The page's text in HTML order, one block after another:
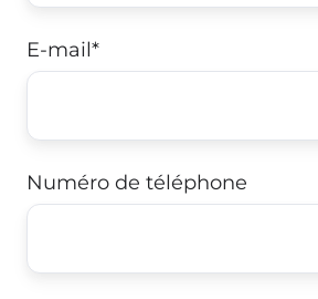
E-mail*
Numéro de téléphone